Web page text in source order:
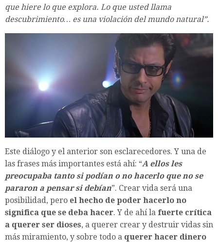
que hiere lo que explora. Lo que usted llama
descubrimiento… es una violación del mundo natural”.
Este diálogo y el anterior son esclarecedores. Y una de
las frases más importantes está ahí: “A ellos les
preocupaba tanto si podían o no hacerlo que no se
pararon a pensar si debían”. Crear vida será una
posibilidad, pero el hecho de poder hacerlo no
significa que se deba hacer. Y de ahí la fuerte crítica
a querer ser dioses, a querer crear y destruir vidas sin
más miramiento, y sobre todo a querer hacer dinero